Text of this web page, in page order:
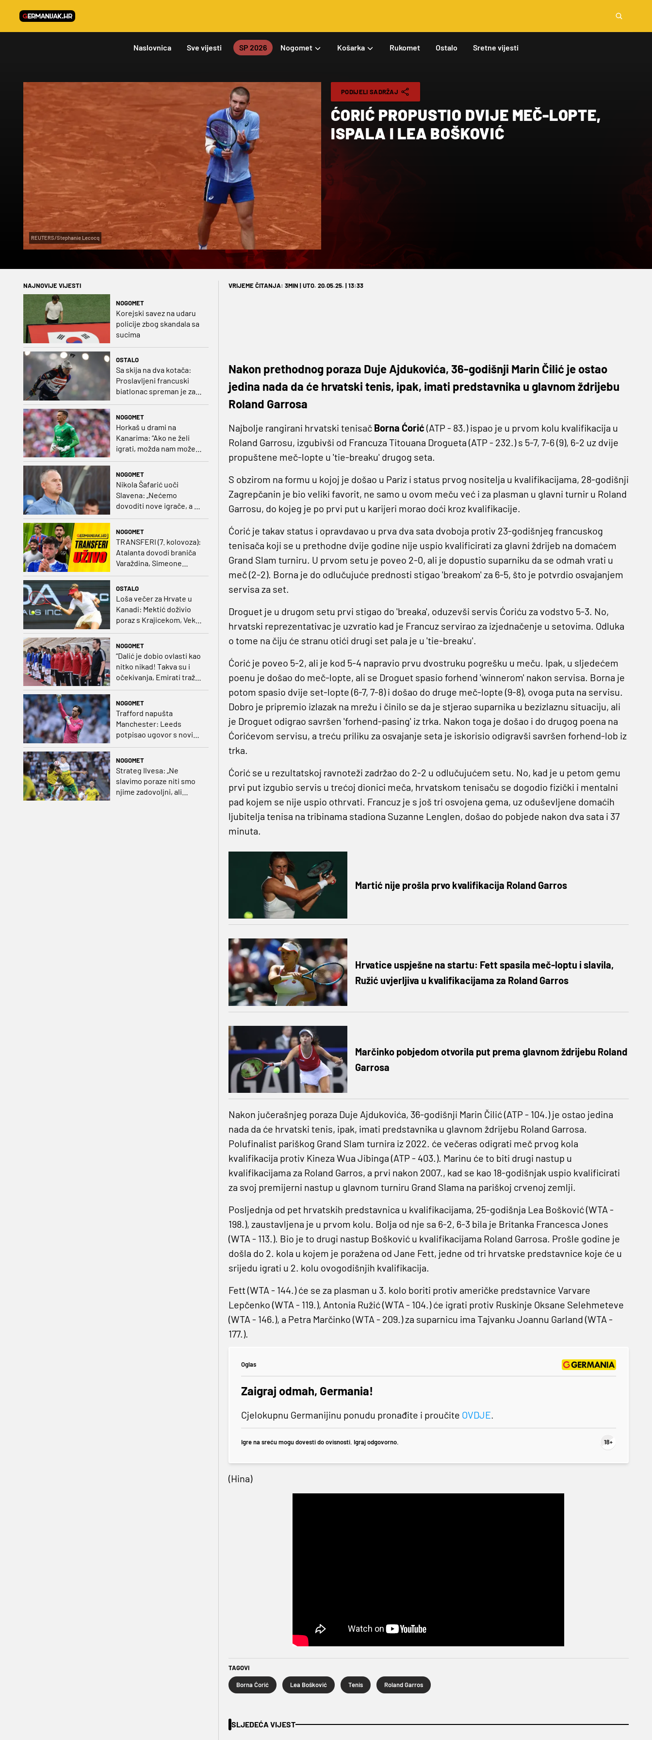
Naslovnica Sve vijesti SP 2026 Nogomet Košarka Rukomet Ostalo Sretne vijesti
REUTERS/Stephanie Lecocq
PODIJELI SADRŽAJ
ĆORIĆ PROPUSTIO DVIJE MEČ-LOPTE,
ISPALA I LEA BOŠKOVIĆ
NAJNOVIJE VIJESTI
NOGOMET
Korejski savez na udaru
policije zbog skandala sa
sucima
OSTALO
Sa skija na dva kotača:
Proslavljeni francuski
biatlonac spreman je za
NOGOMET
Horkaš u drami na
Kanarima: “Ako ne želi
igrati, možda nam može
pomoći obilježavati teren
NOGOMET
Nikola Šafarić uoči
Slavena: „Nećemo
dovoditi nove igrače, a o
prodaji ćemo razmisliti
NOGOMET
TRANSFERI (7. kolovoza):
Atalanta dovodi braniča
Varaždina, Simeone
OSTALO
Loša večer za Hrvate u
Kanadi: Mektić doživio
poraz s Krajicekom, Vekić
NOGOMET
“Dalić je dobio ovlasti kao
nitko nikad! Takva su i
očekivanja, Emirati traže
i veliki rezultat!“
NOGOMET
Trafford napušta
Manchester: Leeds
potpisao ugovor s novim
NOGOMET
Strateg Ilvesa: „Ne
slavimo poraze niti smo
njime zadovoljni, ali
VRIJEME ČITANJA: 3MIN | UTO. 20.05.25. | 13:33
Nakon prethodnog poraza Duje Ajdukovića, 36-godišnji Marin Čilić je ostao
jedina nada da će hrvatski tenis, ipak, imati predstavnika u glavnom ždrijebu
Roland Garrosa
Najbolje rangirani hrvatski tenisač Borna Ćorić (ATP - 83.) ispao je u prvom kolu kvalifikacija u
Roland Garrosu, izgubivši od Francuza Titouana Drogueta (ATP - 232.) s 5-7, 7-6 (9), 6-2 uz dvije
propuštene meč-lopte u 'tie-breaku' drugog seta.
S obzirom na formu u kojoj je došao u Pariz i status prvog nositelja u kvalifikacijama, 28-godišnji
Zagrepčanin je bio veliki favorit, ne samo u ovom meču već i za plasman u glavni turnir u Roland
Garrosu, do kojeg je po prvi put u karijeri morao doći kroz kvalifikacije.
Ćorić je takav status i opravdavao u prva dva sata dvoboja protiv 23-godišnjeg francuskog
tenisača koji se u prethodne dvije godine nije uspio kvalificirati za glavni ždrijeb na domaćem
Grand Slam turniru. U prvom setu je poveo 2-0, ali je dopustio suparniku da se odmah vrati u
meč (2-2). Borna je do odlučujuće prednosti stigao 'breakom' za 6-5, što je potvrdio osvajanjem
servisa za set.
Droguet je u drugom setu prvi stigao do 'breaka', oduzevši servis Ćoriću za vodstvo 5-3. No,
hrvatski reprezentativac je uzvratio kad je Francuz servirao za izjednačenje u setovima. Odluka
o tome na čiju će stranu otići drugi set pala je u 'tie-breaku'.
Ćorić je poveo 5-2, ali je kod 5-4 napravio prvu dvostruku pogrešku u meču. Ipak, u sljedećem
poenu je došao do meč-lopte, ali se Droguet spasio forhend 'winnerom' nakon servisa. Borna je
potom spasio dvije set-lopte (6-7, 7-8) i došao do druge meč-lopte (9-8), ovoga puta na servisu.
Dobro je pripremio izlazak na mrežu i činilo se da je stjerao suparnika u bezizlaznu situaciju, ali
je Droguet odigrao savršen 'forhend-pasing' iz trka. Nakon toga je došao i do drugog poena na
Ćorićevom servisu, a treću priliku za osvajanje seta je iskorisio odigravši savršen forhend-lob iz
trka.
Ćorić se u rezultatskoj ravnoteži zadržao do 2-2 u odlučujućem setu. No, kad je u petom gemu
prvi put izgubio servis u trećoj dionici meča, hrvatskom tenisaču se dogodio fizički i mentalni
pad kojem se nije uspio othrvati. Francuz je s još tri osvojena gema, uz oduševljene domaćih
ljubitelja tenisa na tribinama stadiona Suzanne Lenglen, došao do pobjede nakon dva sata i 37
minuta.
Martić nije prošla prvo kvalifikacija Roland Garros
Hrvatice uspješne na startu: Fett spasila meč-loptu i slavila,
Ružić uvjerljiva u kvalifikacijama za Roland Garros
Marčinko pobjedom otvorila put prema glavnom ždrijebu Roland
Garrosa
Nakon jučerašnjeg poraza Duje Ajdukovića, 36-godišnji Marin Čilić (ATP - 104.) je ostao jedina
nada da će hrvatski tenis, ipak, imati predstavnika u glavnom ždrijebu Roland Garrosa.
Polufinalist pariškog Grand Slam turnira iz 2022. će večeras odigrati meč prvog kola
kvalifikacija protiv Kineza Wua Jibinga (ATP - 403.). Marinu će to biti drugi nastup u
kvalifikacijama za Roland Garros, a prvi nakon 2007., kad se kao 18-godišnjak uspio kvalificirati
za svoj premijerni nastup u glavnom turniru Grand Slama na pariškoj crvenoj zemlji.
Posljednja od pet hrvatskih predstavnica u kvalifikacijama, 25-godišnja Lea Bošković (WTA -
198.), zaustavljena je u prvom kolu. Bolja od nje sa 6-2, 6-3 bila je Britanka Francesca Jones
(WTA - 113.). Bio je to drugi nastup Bošković u kvalifikacijama Roland Garrosa. Prošle godine je
došla do 2. kola u kojem je poražena od Jane Fett, jedne od tri hrvatske predstavnice koje će u
srijedu igrati u 2. kolu ovogodišnjih kvalifikacija.
Fett (WTA - 144.) će se za plasman u 3. kolo boriti protiv američke predstavnice Varvare
Lepčenko (WTA - 119.), Antonia Ružić (WTA - 104.) će igrati protiv Ruskinje Oksane Selehmeteve
(WTA - 146.), a Petra Marčinko (WTA - 209.) za suparnicu ima Tajvanku Joannu Garland (WTA -
177.).
Oglas
Zaigraj odmah, Germania!
Cjelokupnu Germanijinu ponudu pronađite i proučite OVDJE
Igre na sreću mogu dovesti do ovisnosti. Igraj odgovorno.
(Hina)
TAGOVI
Borna Ćorić Lea Bošković Tenis Roland Garros
SLJEDEĆA VIJEST